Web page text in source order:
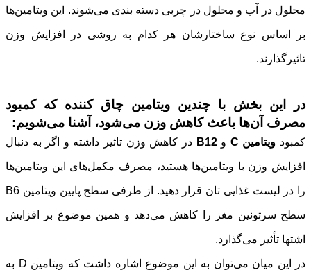
محلول در آب و محلول در چربی دسته بندی می‌شوند. این ویتامین‌ها
بر اساس نوع ساختارشان هر کدام به روشی در افزایش وزن
تاثیرگذارند.
در این بخش با چندین ویتامین چاق کننده که کمبود
مصرف آن‌ها باعث کاهش وزن می‌شود، آشنا می‌شویم:
کمبود ویتامین C وB12 در کاهش وزن تاثیر داشته و اگر به دنبال
افزایش وزن با ویتامین‌ها هستید، مصرف مکمل‌های این ویتامین‌ها
را در لیست غذایی تان قرار دهید. از طرفی سطح پایین ویتامین B6
سطح سرتونین مغز را کاهش می‌دهد و همین موضوع بر افزایش
اشتها تأثیر می‌گذارد.
در این میان می‌توان به این موضوع اشاره داشت که ویتامین D به